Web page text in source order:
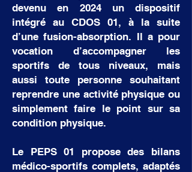
devenu en 2024 un dispositif
intégré au CDOS 01, à la suite
d’une fusion-absorption. Il a pour
vocation d’accompagner les
sportifs de tous niveaux, mais
aussi toute personne souhaitant
reprendre une activité physique ou
simplement faire le point sur sa
condition physique.
Le PEPS 01 propose des bilans
médico-sportifs complets, adaptés